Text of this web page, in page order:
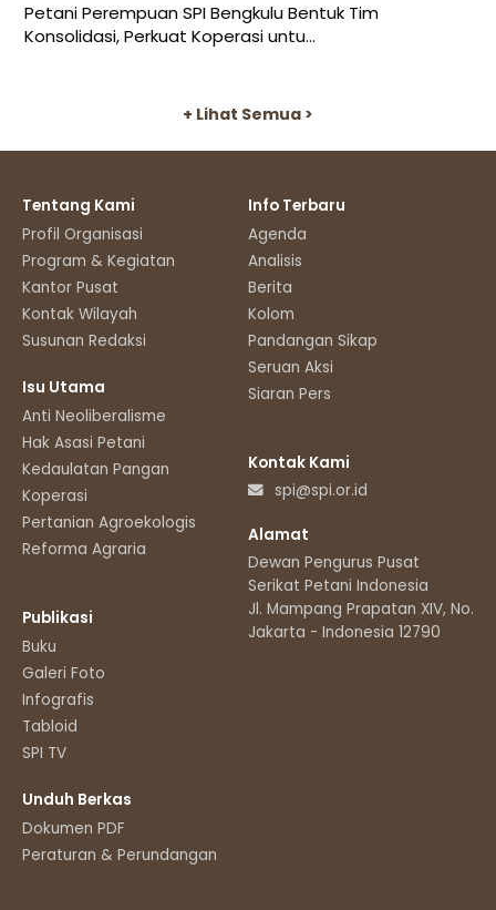
Petani Perempuan SPI Bengkulu Bentuk Tim
Konsolidasi, Perkuat Koperasi untu...
+ Lihat Semua >
Tentang Kami
Profil Organisasi
Program & Kegiatan
Kantor Pusat
Kontak Wilayah
Susunan Redaksi
Isu Utama
Anti Neoliberalisme
Hak Asasi Petani
Kedaulatan Pangan
Koperasi
Pertanian Agroekologis
Reforma Agraria
Publikasi
Buku
Galeri Foto
Infografis
Tabloid
SPI TV
Unduh Berkas
Dokumen PDF
Peraturan & Perundangan
Info Terbaru
Agenda
Analisis
Berita
Kolom
Pandangan Sikap
Seruan Aksi
Siaran Pers
Kontak Kami
spi@spi.or.id
Alamat
Dewan Pengurus Pusat
Serikat Petani Indonesia
Jl. Mampang Prapatan XIV, No.11
Jakarta - Indonesia 12790